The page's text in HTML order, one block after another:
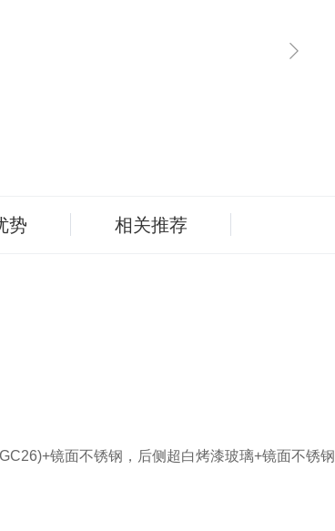
势 相关推荐
镜面不锈钢，后侧超白烤漆玻璃+镜面不锈钢